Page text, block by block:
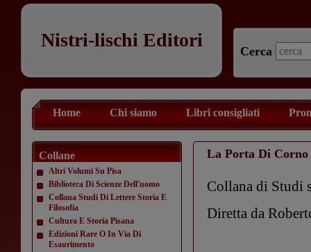
Nistri-lischi Editori
Cerca
Home Chi siamo Libri consigliati
Collane
Altri Volumi Su Pisa
Biblioteca Di Scienze Dell'uomo
Collana Studi Di Lettere Storia E
Filosofia
Cultura E Storia Pisana
Edizioni Rare O In Via Di
Esaurimento
La Porta Di Corno
Collana di Studi
Diretta da